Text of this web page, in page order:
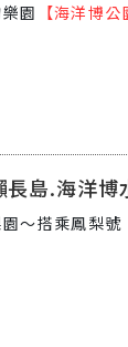
園
【海洋博公
島.海洋博
～搭乘鳳梨號